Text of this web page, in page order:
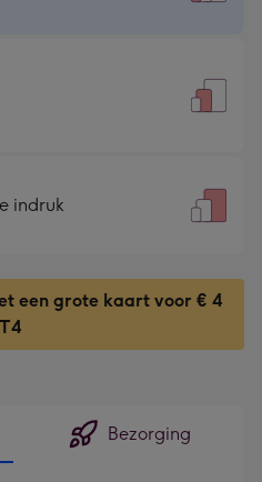
indruk
een grote kaart voor € 4
Bezorging